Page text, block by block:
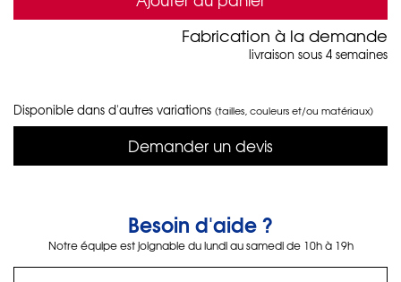
Fabrication à la demande
livraison sous 4 semaines
Disponible dans d'autres variations (tailles, couleurs et/ou matériaux)
Demander un devis
Besoin d'aide ?
Notre équipe est joignable du lundi au samedi de 10h à 19h